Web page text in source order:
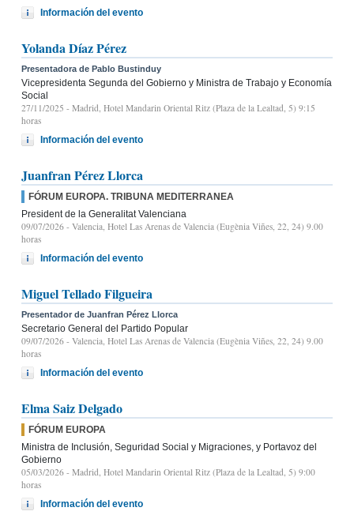
Información del evento
Yolanda Díaz Pérez
Presentadora de Pablo Bustinduy
Vicepresidenta Segunda del Gobierno y Ministra de Trabajo y Economía
Social
27/11/2025 - Madrid, Hotel Mandarin Oriental Ritz (Plaza de la Lealtad, 5) 9:15
horas
Información del evento
Juanfran Pérez Llorca
FÓRUM EUROPA. TRIBUNA MEDITERRANEA
President de la Generalitat Valenciana
09/07/2026 - Valencia, Hotel Las Arenas de Valencia (Eugènia Viñes, 22, 24) 9.00
horas
Información del evento
Miguel Tellado Filgueira
Presentador de Juanfran Pérez Llorca
Secretario General del Partido Popular
09/07/2026 - Valencia, Hotel Las Arenas de Valencia (Eugènia Viñes, 22, 24) 9.00
horas
Información del evento
Elma Saiz Delgado
FÓRUM EUROPA
Ministra de Inclusión, Seguridad Social y Migraciones, y Portavoz del
Gobierno
05/03/2026 - Madrid, Hotel Mandarin Oriental Ritz (Plaza de la Lealtad, 5) 9:00
horas
Información del evento